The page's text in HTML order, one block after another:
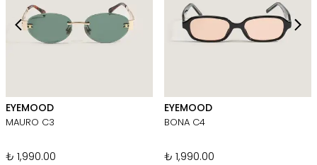
EYEMOOD
MAURO C3
₺ 1,990.00
EYEMOOD
BONA C4
₺ 1,990.00